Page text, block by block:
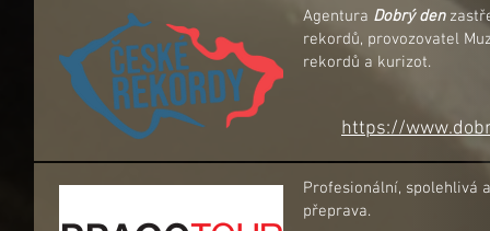
Agentura Dobrý den
rekordů, provozovatel
rekordů a kurizot.
https://
Profesionální, spolehlivá
přeprava.